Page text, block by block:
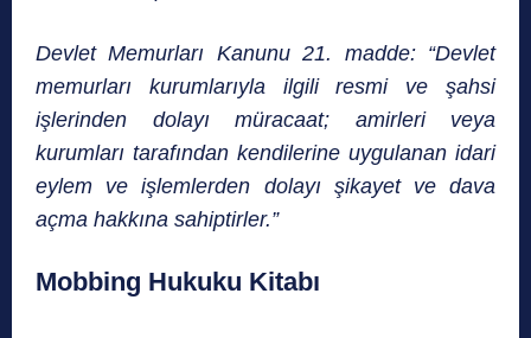
Devlet Memurları Kanunu 21. madde: “Devlet
memurları kurumlarıyla ilgili resmi ve şahsi
işlerinden dolayı müracaat; amirleri veya
kurumları tarafından kendilerine uygulanan idari
eylem ve işlemlerden dolayı şikayet ve dava
açma hakkına sahiptirler.”
Mobbing Hukuku Kitabı